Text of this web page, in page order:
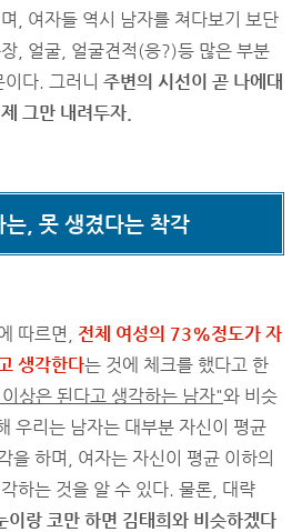
, 여자들 역시 남자를 쳐다보기 보단
, 얼굴, 얼굴견적(응?)등 많은 부분
다. 그러니 주변의 시선이 곧 나에대
그만 내려두자.
, 못 생겼다는 착각
따르면, 전체 여성의 73%정도가 자
생각한다는 것에 체크를 했다고 한
상은 된다고 생각하는 남자"와 비슷
우리는 남자는 대부분 자신이 평균
을 하며, 여자는 자신이 평균 이하의
하는 것을 알 수 있다. 물론, 대략
이랑 코만 하면 김태희와 비슷하겠다